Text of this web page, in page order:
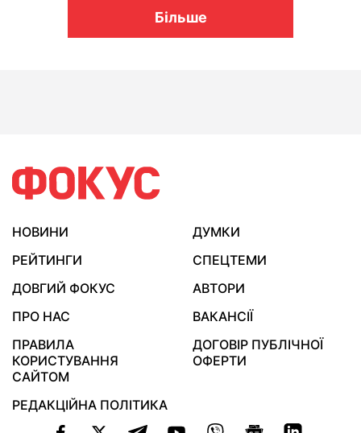
Більше
НОВИНИ
ДУМКИ
РЕЙТИНГИ
СПЕЦТЕМИ
ДОВГИЙ ФОКУС
АВТОРИ
ПРО НАС
ВАКАНСІЇ
ПРАВИЛА
КОРИСТУВАННЯ
САЙТОМ
ДОГОВІР ПУБЛІЧНОЇ
ОФЕРТИ
РЕДАКЦІЙНА ПОЛІТИКА